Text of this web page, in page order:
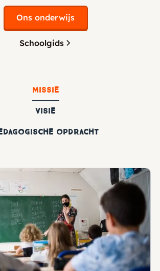
Ons onderwijs
Schoolgids
Missie
Visie
opdracht